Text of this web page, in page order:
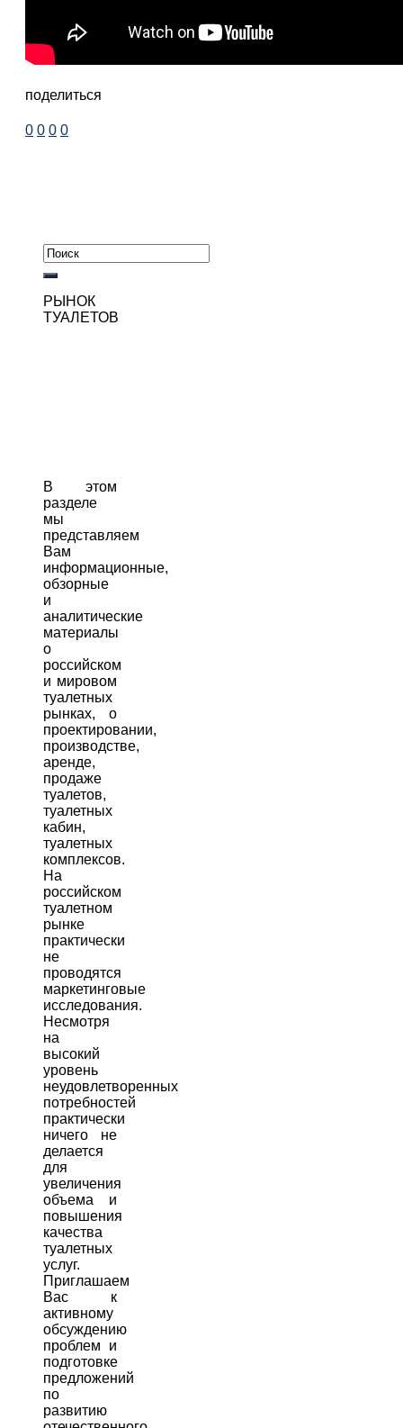
поделиться
0 0 0 0
РЫНОК
ТУАЛЕТОВ
В этом
разделе
мы
представляем
Вам
информационные,
обзорные
и
аналитические
материалы
о
российском
и мировом
туалетных
рынках, о
проектировании,
производстве,
аренде,
продаже
туалетов,
туалетных
кабин,
туалетных
комплексов.
На
российском
туалетном
рынке
практически
не
проводятся
маркетинговые
исследования.
Несмотря
на
высокий
уровень
неудовлетворенных
потребностей
практически
ничего не
делается
для
увеличения
объема и
повышения
качества
туалетных
услуг.
Приглашаем
Вас к
активному
обсуждению
проблем и
подготовке
предложений
по
развитию